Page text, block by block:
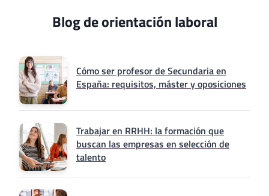
Blog de orientación laboral
Cómo ser profesor de Secundaria en
España: requisitos, máster y oposiciones
Trabajar en RRHH: la formación que
buscan las empresas en selección de
talento